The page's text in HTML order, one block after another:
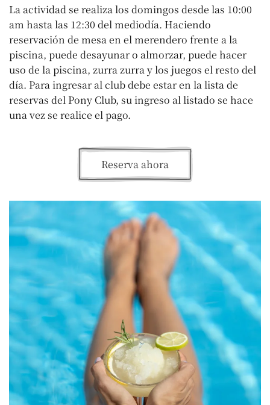
La actividad se realiza los domingos desde las 10:00
am hasta las 12:30 del mediodía. Haciendo
reservación de mesa en el merendero frente a la
piscina, puede desayunar o almorzar, puede hacer
uso de la piscina, zurra zurra y los juegos el resto del
día. Para ingresar al club debe estar en la lista de
reservas del Pony Club, su ingreso al listado se hace
una vez se realice el pago.
Reserva ahora